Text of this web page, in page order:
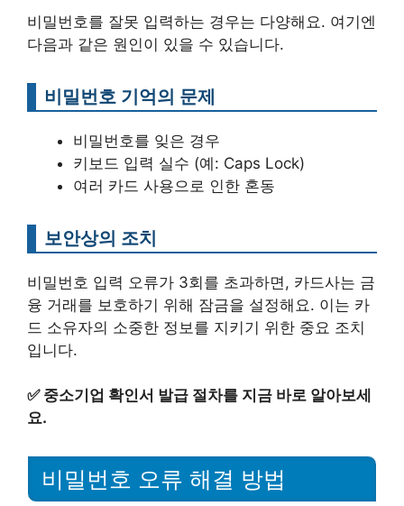
비밀번호를 잘못 입력하는 경우는 다양해요. 여기엔
다음과 같은 원인이 있을 수 있습니다.
비밀번호 기억의 문제
비밀번호를 잊은 경우
키보드 입력 실수 (예: Caps Lock)
여러 카드 사용으로 인한 혼동
보안상의 조치
비밀번호 입력 오류가 3회를 초과하면, 카드사는 금
융 거래를 보호하기 위해 잠금을 설정해요. 이는 카
드 소유자의 소중한 정보를 지키기 위한 중요 조치
입니다.
✅ 중소기업 확인서 발급 절차를 지금 바로 알아보세
요.
비밀번호 오류 해결 방법